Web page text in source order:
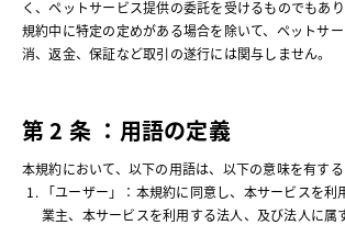
く、ペットサービス提供の委託を受けるものでもあ
規約中に特定の定めがある場合を除いて、ペットサ
消、返金、保証など取引の遂行には関与しません。
第 2 条 ：用語の定義
本規約において、以下の用語は、以下の意味を有する
「ユーザー」：本規約に同意し、本サービスを
業主、本サービスを利用する法人、及び法人に属